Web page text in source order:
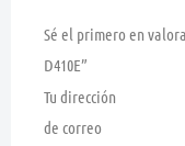
Sé el primero en
D410E”
Tu dirección
de correo